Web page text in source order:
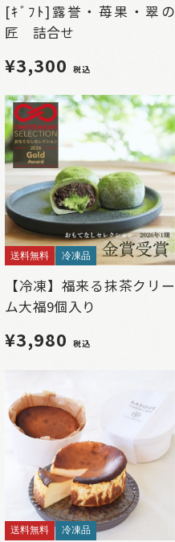
[ｷﾞﾌﾄ]露誉・苺果・翠の
匠 詰合せ
¥3,300 税込
送料無料 冷凍品
【冷凍】福来る抹茶クリー
ム大福9個入り
¥3,980 税込
送料無料 冷凍品